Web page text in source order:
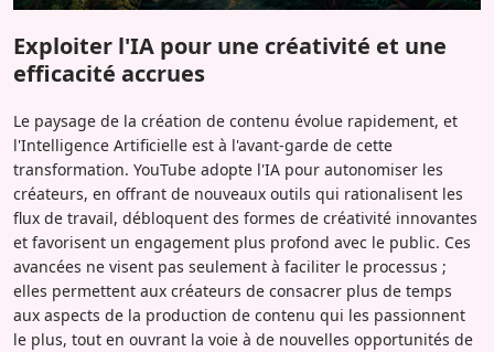
Exploiter l'IA pour une créativité et une
efficacité accrues
Le paysage de la création de contenu évolue rapidement, et
l'Intelligence Artificielle est à l'avant-garde de cette
transformation. YouTube adopte l'IA pour autonomiser les
créateurs, en offrant de nouveaux outils qui rationalisent les
flux de travail, débloquent des formes de créativité innovantes
et favorisent un engagement plus profond avec le public. Ces
avancées ne visent pas seulement à faciliter le processus ;
elles permettent aux créateurs de consacrer plus de temps
aux aspects de la production de contenu qui les passionnent
le plus, tout en ouvrant la voie à de nouvelles opportunités de